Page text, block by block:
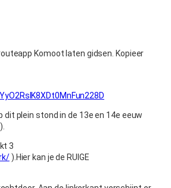
Komoot laten gidsen. Kopieer
plein stond in de 13e en 14e eeuw
3
).Hier kan je de RUIGE